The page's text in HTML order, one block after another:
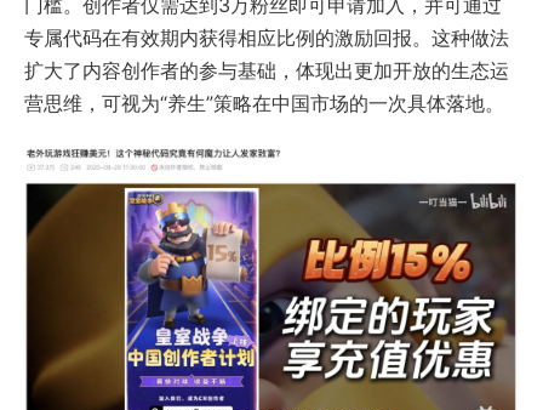
门槛。创作者仅需达到3万粉丝即可申请加入，并可通过
专属代码在有效期内获得相应比例的激励回报。这种做法
扩大了内容创作者的参与基础，体现出更加开放的生态运
营思维，可视为“养生”策略在中国市场的一次具体落地。